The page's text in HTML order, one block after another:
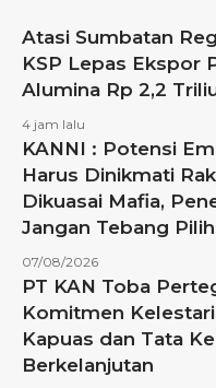
Atasi Sumbatan
KSP Lepas Ekspor
Alumina Rp 2,2
4 jam lalu
KANNI : Potensi
Harus Dinikmati
Dikuasai Mafia,
Jangan Tebang Pilih
07/08/2026
PT KAN Toba
Komitmen
Kapuas dan Tata
Berkelanjutan